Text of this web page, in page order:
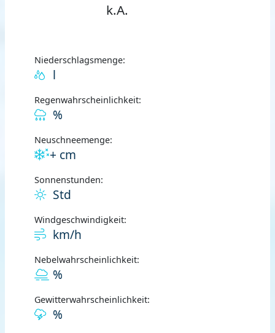
k.A.
Niederschlagsmenge:
l
Regenwahrscheinlichkeit:
%
Neuschneemenge:
+ cm
Sonnenstunden:
Std
Windgeschwindigkeit:
km/h
Nebelwahrscheinlichkeit:
%
Gewitterwahrscheinlichkeit:
%